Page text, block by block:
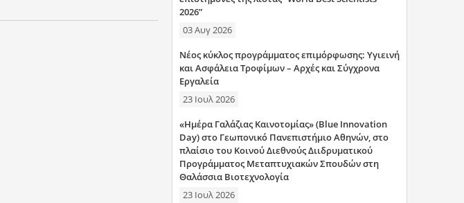
2026”
03 Αυγ 2026
Νέος κύκλος προγράμματος επιμόρφωσης: Υγιεινή
και Ασφάλεια Τροφίμων – Αρχές και Σύγχρονα
Εργαλεία
23 Ιουλ 2026
«Ημέρα Γαλάζιας Καινοτομίας» (Blue Innovation
Day) στο Γεωπονικό Πανεπιστήμιο Αθηνών, στο
πλαίσιο του Κοινού Διεθνούς Διιδρυματικού
Προγράμματος Μεταπτυχιακών Σπουδών στη
Θαλάσσια Βιοτεχνολογία
23 Ιουλ 2026